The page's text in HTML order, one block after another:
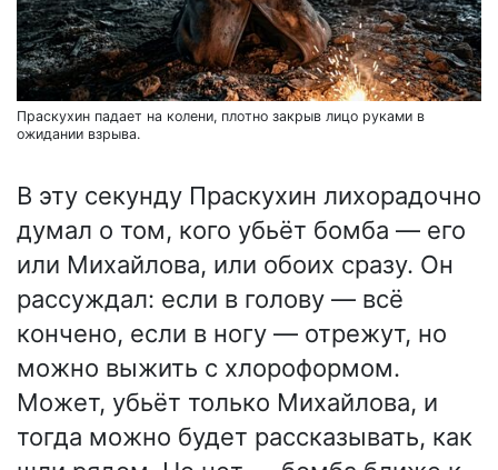
Праскухин падает на колени, плотно закрыв лицо руками в
ожидании взрыва.
В эту секунду Праскухин лихорадочно
думал о том, кого убьёт бомба — его
или Михайлова, или обоих сразу. Он
рассуждал: если в голову — всё
кончено, если в ногу — отрежут, но
можно выжить с хлороформом.
Может, убьёт только Михайлова, и
тогда можно будет рассказывать, как